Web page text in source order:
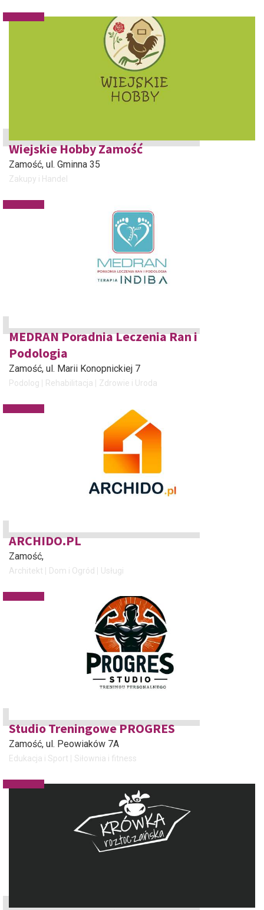
Wiejskie Hobby Zamość
Zamość, ul. Gminna 35
Zakupy i Handel
MEDRAN Poradnia Leczenia Ran i
Podologia
Zamość, ul. Marii Konopnickiej 7
Podolog Rehabilitacja Zdrowie i Uroda
ARCHIDO.PL
Zamość,
Architekt Dom i Ogród Usługi
Studio Treningowe PROGRES
Zamość, ul. Peowiaków 7A
Edukacja i Sport Siłownia i fitness